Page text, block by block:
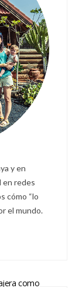
y en
en redes
cómo “lo
el mundo.
como